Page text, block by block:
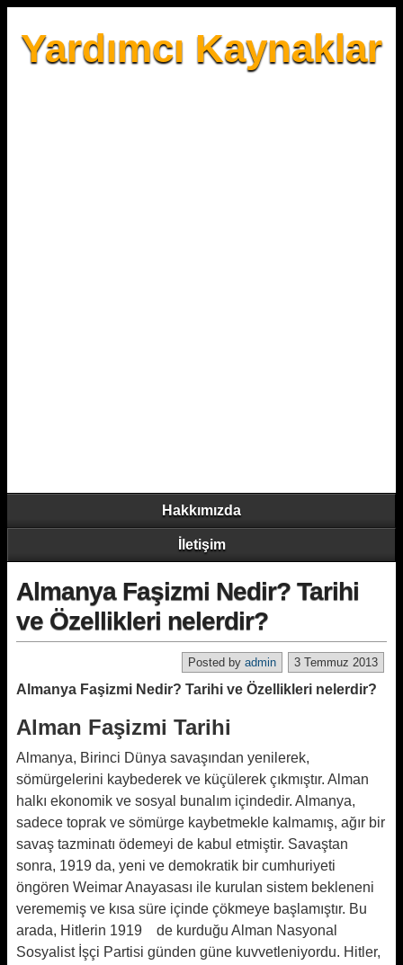
Yardımcı Kaynaklar
Hakkımızda
İletişim
Almanya Faşizmi Nedir? Tarihi
ve Özellikleri nelerdir?
3 Temmuz 2013
Posted by admin
Almanya Faşizmi Nedir? Tarihi ve Özellikleri nelerdir?
Alman Faşizmi Tarihi
Almanya, Birinci Dünya savaşından yenilerek,
sömürgelerini kaybederek ve küçülerek çıkmıştır. Alman
halkı ekonomik ve sosyal bunalım içindedir. Almanya,
sadece toprak ve sömürge kaybetmekle kalmamış, ağır bir
savaş tazminatı ödemeyi de kabul etmiştir. Savaştan
sonra, 1919 da, yeni ve demokratik bir cumhuriyeti
öngören Weimar Anayasası ile kurulan sistem bekleneni
verememiş ve kısa süre içinde çökmeye başlamıştır. Bu
arada, Hitlerin 1919 de kurduğu Alman Nasyonal
Sosyalist İşçi Partisi günden güne kuvvetleniyordu. Hitler,